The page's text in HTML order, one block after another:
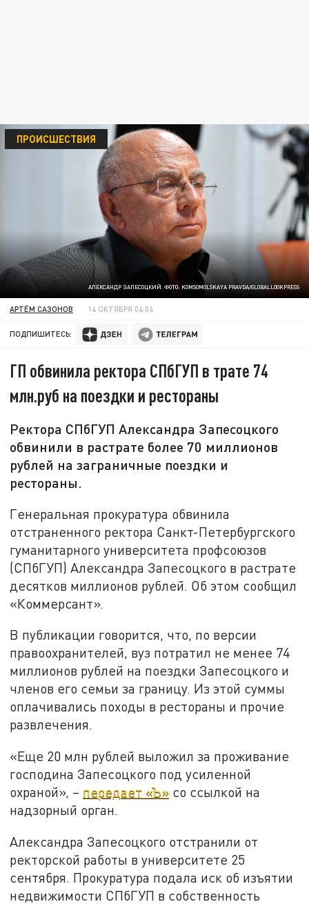
АЛЕКСАНДР ЗАПЕСОЦКИЙ. ФОТО: KOMSOMOLSKAYA PRAVDA/GLOBALLOOKPRESS
ПРОИСШЕСТВИЯ
АРТЁМ САЗОНОВ 14 ОКТЯБРЯ 04:04
ПОДПИШИТЕСЬ:
ГП обвинила ректора СПбГУП в трате 74
млн.руб на поездки и рестораны
Ректора СПбГУП Александра Запесоцкого
обвинили в растрате более 70 миллионов
рублей на заграничные поездки и
рестораны.
Генеральная прокуратура обвинила
отстраненного ректора Санкт-Петербургского
гуманитарного университета профсоюзов
(СПбГУП) Александра Запесоцкого в растрате
десятков миллионов рублей. Об этом сообщил
«Коммерсант».
В публикации говорится, что, по версии
правоохранителей, вуз потратил не менее 74
миллионов рублей на поездки Запесоцкого и
членов его семьи за границу. Из этой суммы
оплачивались походы в рестораны и прочие
развлечения.
«Еще 20 млн рублей выложил за проживание
господина Запесоцкого под усиленной
охраной», – передает «Ъ» со ссылкой на
надзорный орган.
Александра Запесоцкого отстранили от
ректорской работы в университете 25
сентября. Прокуратура подала иск об изъятии
недвижимости СПбГУП в собственность